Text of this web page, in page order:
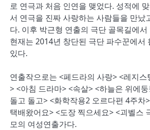
로 연극과 처음 인연을 맺었다. 성적에
서 연극을 진짜 사랑하는 사람들을 만났
다. 이후 박근형 연출의 극단 골목길에
현재는 2014년 창단된 극단 파수꾼에서
있다.
연출작으로는 <페드라의 사랑> <레지스
> <아침 드라마> <속살> <하늘은 위에
돌고 돌고> <화학작용2 오르다편 4주차
택배왔어요> <도장 찍으세요> <괴벨스
모의 여성연출가다.